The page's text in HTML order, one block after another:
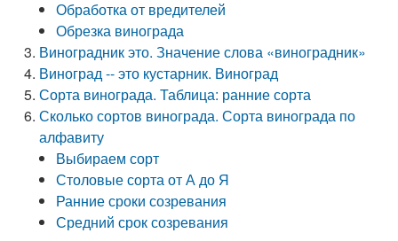
Обработка от вредителей
Обрезка винограда
Виноградник это. Значение слова «виноградник»
Виноград -- это кустарник. Виноград
Сорта винограда. Таблица: ранние сорта
Сколько сортов винограда. Сорта винограда по
алфавиту
Выбираем сорт
Столовые сорта от А до Я
Ранние сроки созревания
Средний срок созревания